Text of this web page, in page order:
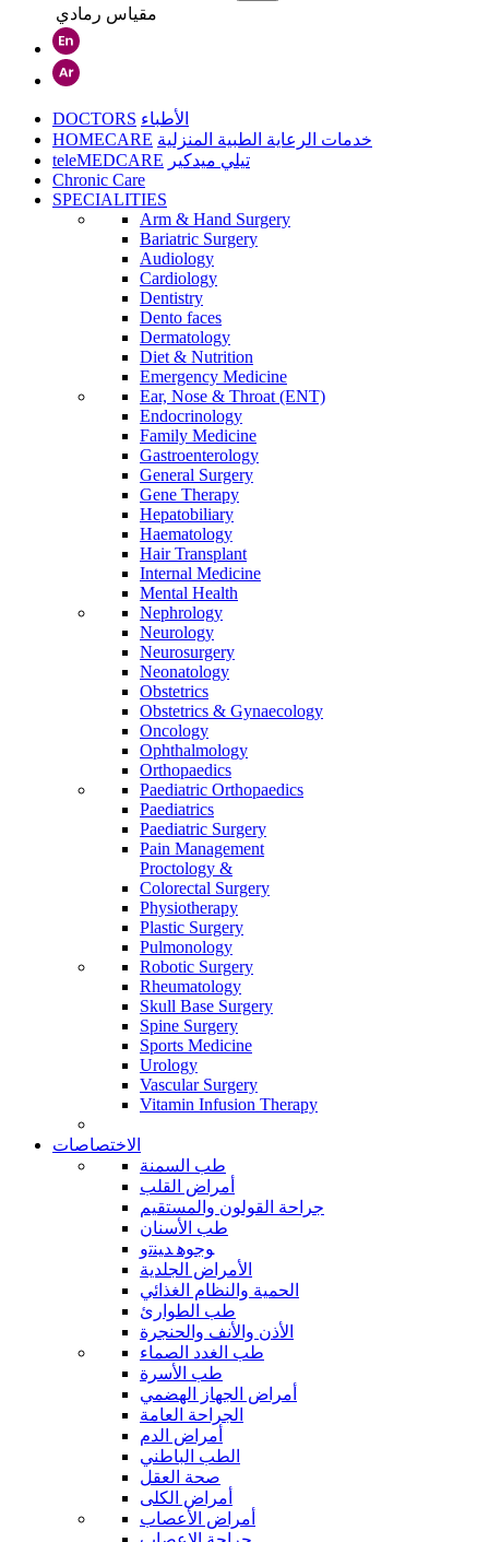
مقياس رمادي
DOCTORS الأطباء
HOMECARE خدمات الرعاية الطبية المنزلية
teleMEDCARE تيلي ميدكير
Chronic Care
SPECIALITIES
Arm & Hand Surgery
Bariatric Surgery
Audiology
Cardiology
Dentistry
Dento faces
Dermatology
Diet & Nutrition
Emergency Medicine
Ear, Nose & Throat (ENT)
Endocrinology
Family Medicine
Gastroenterology
General Surgery
Gene Therapy
Hepatobiliary
Haematology
Hair Transplant
Internal Medicine
Mental Health
Nephrology
Neurology
Neurosurgery
Neonatology
Obstetrics
Obstetrics & Gynaecology
Oncology
Ophthalmology
Orthopaedics
Paediatric Orthopaedics
Paediatrics
Paediatric Surgery
Pain Management
Proctology &
Colorectal Surgery
Physiotherapy
Plastic Surgery
Pulmonology
Robotic Surgery
Rheumatology
Skull Base Surgery
Spine Surgery
Sports Medicine
Urology
Vascular Surgery
Vitamin Infusion Therapy
الاختصاصات
طب السمنة
أمراض القلب
جراحة القولون والمستقيم
طب الأسنان
ﻮﺟﻮﻫ ﺪﻴﻨﺗﻭ
الأمراض الجلدية
الحمية والنظام الغذائي
طب الطوارئ
الأذن والأنف والحنجرة
طب الغدد الصماء
طب الأسرة
أمراض الجهاز الهضمي
الجراحة العامة
أمراض الدم
الطب الباطني
صحة العقل
أمراض الكلى
أمراض الأعصاب